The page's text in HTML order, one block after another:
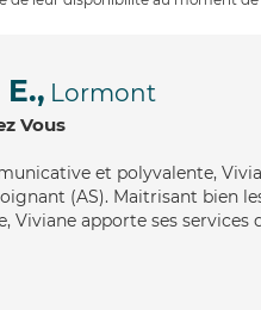
Lormont
Vous
et polyvalente,
(AS). Maitrisant bien
Viviane apporte ses services